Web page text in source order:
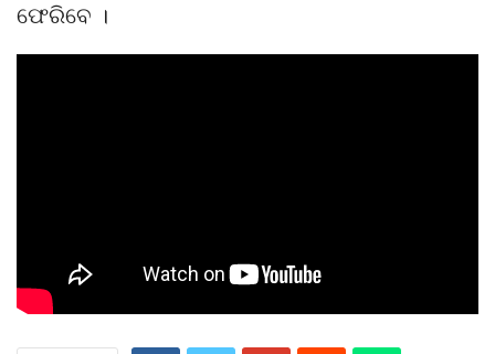
ଫେରିବେ ।